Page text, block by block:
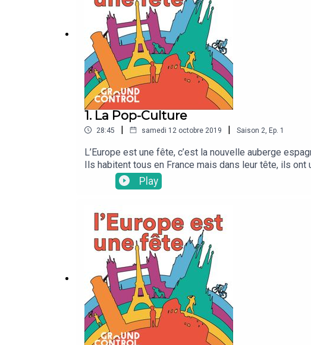
1. La Pop-Culture
28:45 | samedi 12 octobre 2019 | Saison 2 Ep. 1
L’Europe est une fête, c’est la nouvelle auberge
Ils habitent tous en France mais dans leur tête, ils ont
Casimir revient pour une nouvelle saison. Pour ce
Divertissement, sport, people, politique,
Play